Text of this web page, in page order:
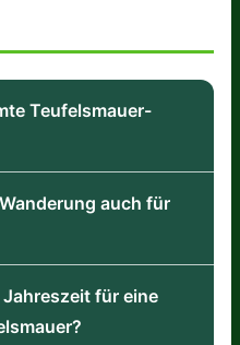
Teufelsmauer-
auch für
für eine